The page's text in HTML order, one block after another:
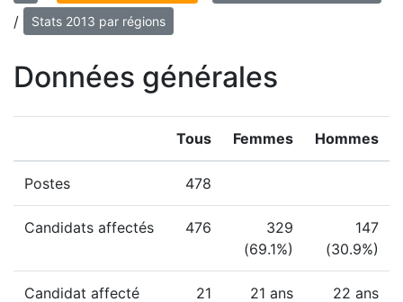
/ Stats 2013 par régions
Données générales
Tous Femmes Hommes
Postes 478
Candidats affectés 476
329
(69.1%)
147
(30.9%)
Candidat affecté
21
21 ans 22 ans